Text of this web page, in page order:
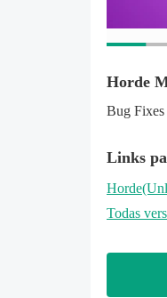
- FREE
now you
- One
- Post
- The
Horde
Bug Fixes
Links
Horde
Todas